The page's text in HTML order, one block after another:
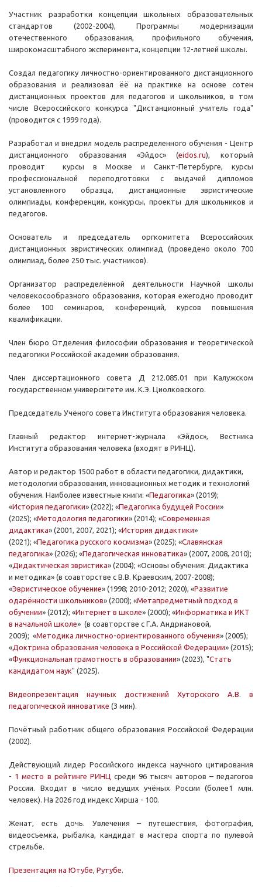
Участник разработки концепции школьных образовательных
стандартов (2002-2004), Программы модернизации
отечественного образования, профильного обучения,
широкомасштабного эксперимента, концепции 12-летней школы.
Создал педагогику личностно-ориентированного дистанционного
образования и реализовал ёё на практике на основе сотен
дистанционных проектов для педагогов и школьников, в том
числе Всероссийского конкурса "Дистанционный учитель года"
(проводится с 1999 года).
Разработал и внедрил модель распределенного обучения - Центр
дистанционного образования «Эйдос» (eidos.ru), который
проводит курсы в Москве и Санкт-Петербурге, курсы
профессиональной переподготовки с выдачей дипломов
установленного образца, дистанционные эвристические
олимпиады, конференции, конкурсы, проекты для школьников и
педагогов.
Основатель и председатель оргкомитета Всероссийских
дистанционных эвристических олимпиад (проведено около 700
олимпиад, более 250 тыс. участников).
Организатор распределённой деятельности Научной школы
человекосообразного образования, которая ежегодно проводит
более 100 семинаров, конференций, курсов повышения
квалификации.
Член бюро Отделения философии образования и теоретической
педагогики Российской академии образования.
Член диссертационного совета Д 212.085.01 при Калужском
государственном университете им. К.Э. Циолковского.
Председатель Учёного совета Института образования человека.
Главный редактор интернет-журнала «Эйдос», Вестника
Института образования человека (входят в РИНЦ).
Автор и редактор 1500 работ в области педагогики, дидактики,
методологии образования, инновационных методик и технологий
обучения. Наиболее известные книги: «Педагогика» (2019);
«История педагогики» (2022); «Педагогика будущей России»
(2025); «Методология педагогики» (2014); «Современная
дидактика» (2001, 2007, 2021); «История дидактики»
(2021); «Педагогика русского космизма» (2025); «Славянская
педагогика» (2026); «Педагогическая инноватика» (2007, 2008, 2010);
«Дидактическая эвристика» (2004); «Основы обучения: Дидактика
и методика» (в соавторстве с В.В. Краевским, 2007-2008);
«Эвристическое обучение» (1998; 2010-2012; 2020), «Развитие
одарённости школьников» (2000); «Метапредметный подход в
обучении» (2012); «Интернет в школе» (2000); «Информатика и ИКТ
в начальной школе» (в соавторстве с Г.А. Андриановой,
2009); «Методика личностно-ориентированного обучения» (2005);
«Доктрина образования человека в Российской Федерации» (2015);
«Функциональная грамотность в образовании» (2023), "Стать
кандидатом наук" (2025).
Видеопрезентация научных достижений Хуторского А.В. в
педагогической инноватике (3 мин).
Почётный работник общего образования Российской Федерации
(2002).
Действующий лидер Российского индекса научного цитирования
- 1 место в рейтинге РИНЦ среди 96 тысяч авторов – педагогов
России. Входит в число ведущих учёных России (более1 млн.
человек). На 2026 год индекс Хирша - 100.
Женат, есть дочь. Увлечения – путешествия, фотография,
видеосъемка, рыбалка, кандидат в мастера спорта по пулевой
стрельбе.
Презентация на Ютубе, Рутубе.